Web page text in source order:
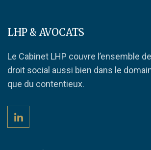
LHP & AVOCATS
Le Cabinet LHP couvre l’ensemble
droit social aussi bien dans le
que du contentieux.